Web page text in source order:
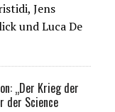
Jens
und Luca De
„Der Krieg der
der Science